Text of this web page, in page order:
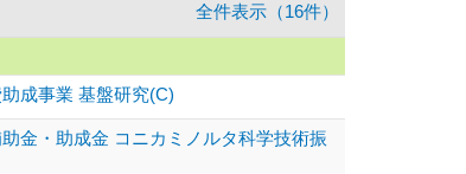
全件表示（16件）
成事業 基盤研究(C)
金・助成金 コニカミノルタ科学技術振